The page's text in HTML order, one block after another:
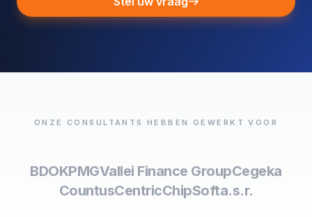
ONZE CONSULTANTS HEBBEN GEWERKT VOOR
BDOKPMGVallei Finance GroupCegeka
CountusCentricChipSofta.s.r.